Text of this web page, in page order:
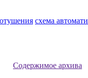
схема
Содержимое архива